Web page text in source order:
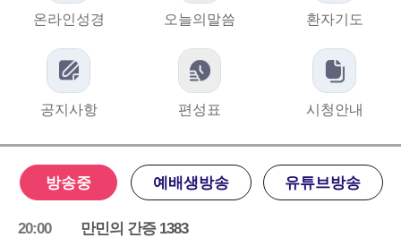
온라인성경 오늘의말씀 환자기도
공지사항 편성표 시청안내
방송중 예배생방송 유튜브방송
20:00 만민의 간증 1383